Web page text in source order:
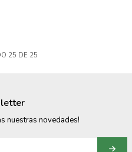
25 DE 25
nuestras novedades!